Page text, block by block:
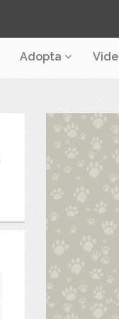
Adopta